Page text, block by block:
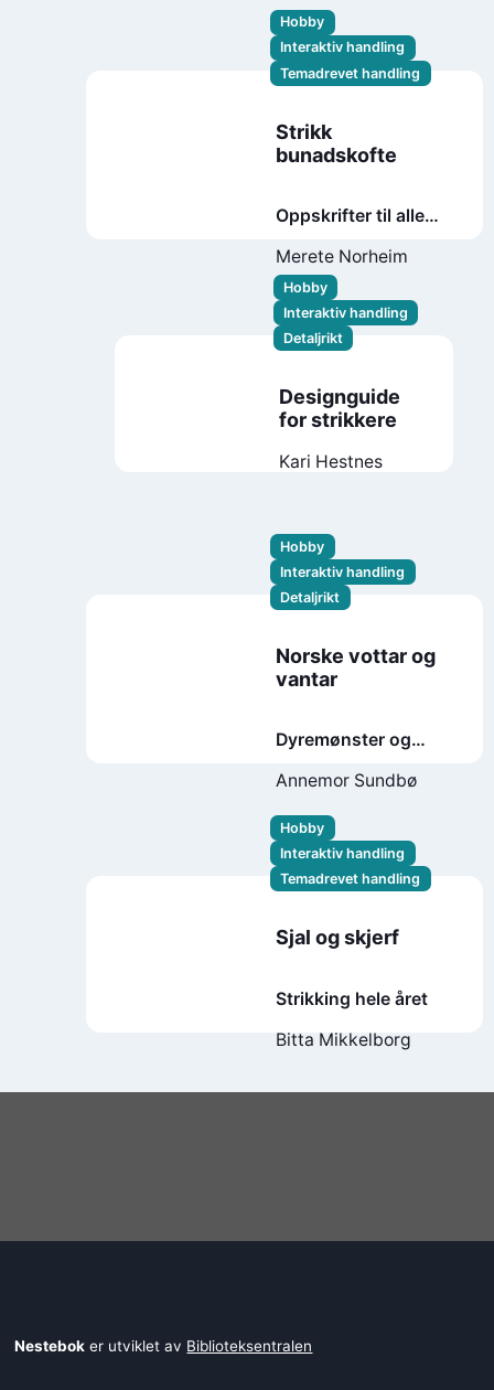
Hobby
Interaktiv handling
Temadrevet handling
Strikk
bunadskofte
Oppskrifter til alle
Merete Norheim
Hobby
Interaktiv handling
Detaljrikt
Designguide
for strikkere
Kari Hestnes
Hobby
Interaktiv handling
Detaljrikt
Norske vottar og
vantar
Dyremønster og
norsk strikkearv
Annemor Sundbø
Hobby
Interaktiv handling
Temadrevet handling
Sjal og skjerf
Strikking hele året
Bitta Mikkelborg
Nestebok er utviklet av Biblioteksentralen